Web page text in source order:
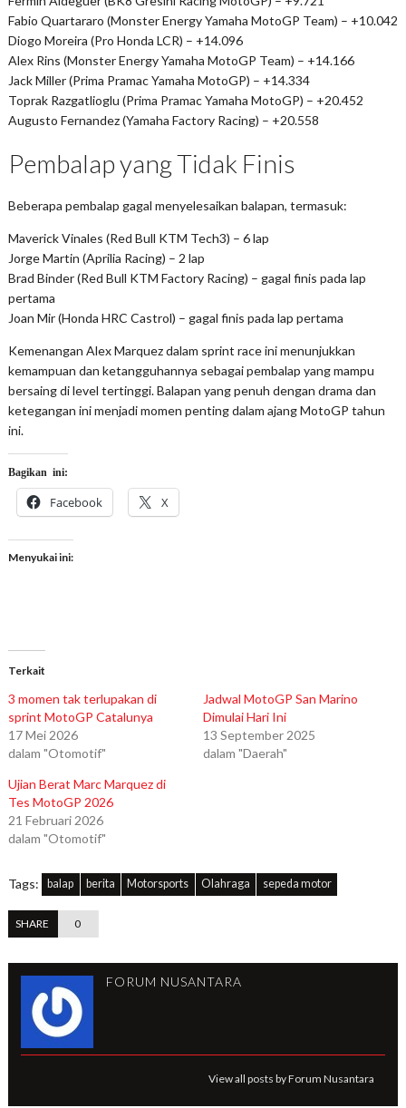
Fabio Quartararo (Monster Energy Yamaha MotoGP Team) – +10.042
Diogo Moreira (Pro Honda LCR) – +14.096
Alex Rins (Monster Energy Yamaha MotoGP Team) – +14.166
Jack Miller (Prima Pramac Yamaha MotoGP) – +14.334
Toprak Razgatlioglu (Prima Pramac Yamaha MotoGP) – +20.452
Augusto Fernandez (Yamaha Factory Racing) – +20.558
Pembalap yang Tidak Finis
Beberapa pembalap gagal menyelesaikan balapan, termasuk:
Maverick Vinales (Red Bull KTM Tech3) – 6 lap
Jorge Martin (Aprilia Racing) – 2 lap
Brad Binder (Red Bull KTM Factory Racing) – gagal finis pada lap
pertama
Joan Mir (Honda HRC Castrol) – gagal finis pada lap pertama
Kemenangan Alex Marquez dalam sprint race ini menunjukkan
kemampuan dan ketangguhannya sebagai pembalap yang mampu
bersaing di level tertinggi. Balapan yang penuh dengan drama dan
ketegangan ini menjadi momen penting dalam ajang MotoGP tahun
ini.
Bagikan ini:
Facebook X
Menyukai ini:
Terkait
3 momen tak terlupakan di
sprint MotoGP Catalunya
17 Mei 2026
dalam "Otomotif"
Jadwal MotoGP San Marino
Dimulai Hari Ini
13 September 2025
dalam "Daerah"
Ujian Berat Marc Marquez di
Tes MotoGP 2026
21 Februari 2026
dalam "Otomotif"
Tags: balap berita Motorsports Olahraga sepeda motor
SHARE 0
FORUM NUSANTARA
View all posts by Forum Nusantara